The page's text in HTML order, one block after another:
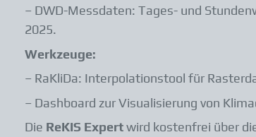
– DWD-Messdaten: Tages- und
2025.
Werkzeuge:
– RaKliDa: Interpolationstool für
– Dashboard zur Visualisierung von
Die ReKIS Expertwird kostenfrei über